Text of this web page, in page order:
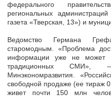
федерального
региональных
газета «Тверская, 13») и
Ведомство Германа
старомодным. «Проблема
информации уже не может
традиционных СМИ»,
Минэкономразвития.
свободной продаже (ее тираж
живет почти 150 млн